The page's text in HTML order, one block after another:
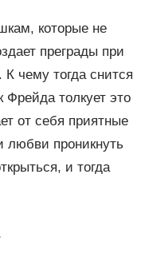
которые не
преграды при
чему тогда снится
Фрейда толкует это
от себя приятные
любви проникнуть
и тогда